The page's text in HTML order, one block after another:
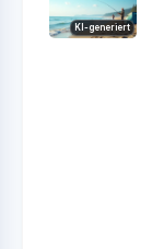
KI-generiert